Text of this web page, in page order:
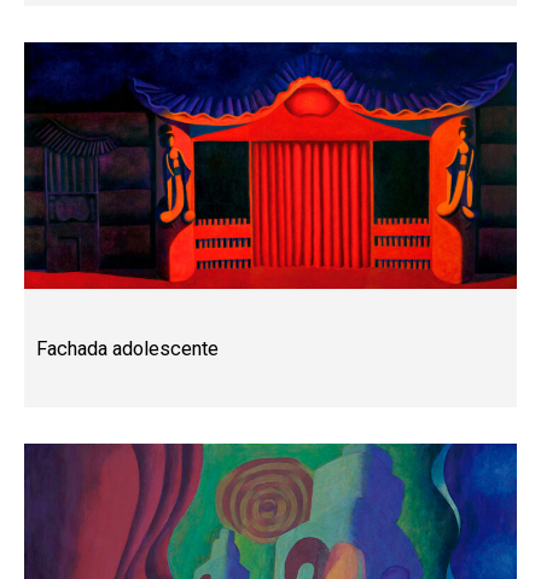
Fachada adolescente